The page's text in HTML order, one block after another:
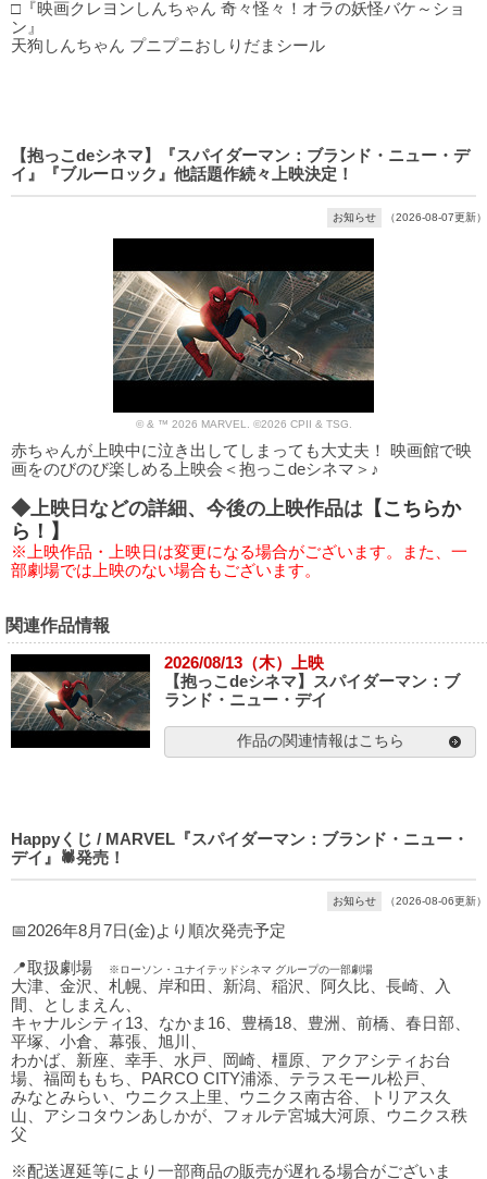
□『映画クレヨンしんちゃん 奇々怪々！オラの妖怪バケ～ショ
ン』
天狗しんちゃん プニプニおしりだまシール
【抱っこdeシネマ】『スパイダーマン：ブランド・ニュー・デ
イ』『ブルーロック』他話題作続々上映決定！
お知らせ （2026-08-07更新）
© & ™ 2026 MARVEL. ©2026 CPII & TSG.
赤ちゃんが上映中に泣き出してしまっても大丈夫！ 映画館で映
画をのびのび楽しめる上映会＜抱っこdeシネマ＞♪
◆上映日などの詳細、今後の上映作品は 【こちらか
ら！】
※上映作品・上映日は変更になる場合がございます。また、一
部劇場では上映のない場合もございます。
関連作品情報
2026/08/13（木）上映
【抱っこdeシネマ】スパイダーマン：ブ
ランド・ニュー・デイ
作品の関連情報はこちら
Happyくじ / MARVEL『スパイダーマン：ブランド・ニュー・
デイ』🕷発売！
お知らせ （2026-08-06更新）
📅2026年8月7日(金)より順次発売予定
📍取扱劇場 ※ローソン・ユナイテッドシネマ グループの一部劇場
大津、金沢、札幌、岸和田、新潟、稲沢、阿久比、長崎、入
間、としまえん、
キャナルシティ13、なかま16、豊橋18、豊洲、前橋、春日部、
平塚、小倉、幕張、旭川、
わかば、新座、幸手、水戸、岡崎、橿原、アクアシティお台
場、福岡ももち、PARCO CITY浦添、テラスモール松戸、
みなとみらい、ウニクス上里、ウニクス南古谷、トリアス久
山、アシコタウンあしかが、フォルテ宮城大河原、ウニクス秩
父
※配送遅延等により一部商品の販売が遅れる場合がございま